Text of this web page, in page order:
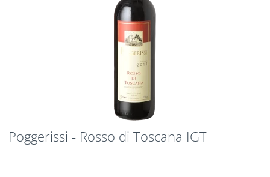
Poggerissi - Rosso di Toscana IGT